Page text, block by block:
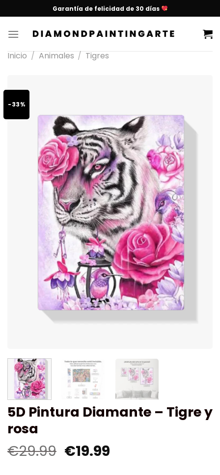
Garantía de felicidad de 30 días
Inicio / Animales / Tigres
-33%
5D Pintura Diamante – Tigre y
rosa
€29.99 €19.99